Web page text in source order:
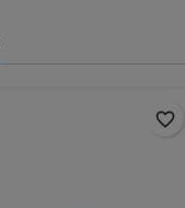
favorite_border